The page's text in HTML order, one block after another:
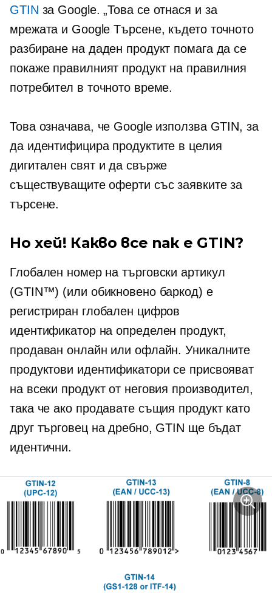
GTIN за Google. „Това се отнася и за
мрежата и Google Търсене, където точното
разбиране на даден продукт помага да се
покаже правилният продукт на правилния
потребител в точното време.
Това означава, че Google използва GTIN, за
да идентифицира продуктите в целия
дигитален свят и да свърже
съществуващите оферти със заявките за
търсене.
Но хей! Какво все пак е GTIN?
Глобален номер на търговски артикул
(GTIN™) (или обикновено баркод) е
регистриран глобален цифров
идентификатор на определен продукт,
продаван онлайн или офлайн. Уникалните
продуктови идентификатори се присвояват
на всеки продукт от неговия производител,
така че ако продавате същия продукт като
друг търговец на дребно, GTIN ще бъдат
идентични.